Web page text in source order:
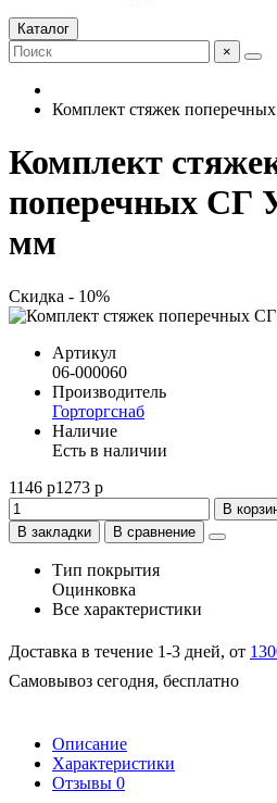
Каталог
×
Комплект стяжек
Комплект
поперечных СГ
мм
Скидка - 10%
Артикул
06-000060
Производитель
Горторгснаб
Наличие
Есть в наличии
1146 р1273 р
В
В закладки
В сравнение
Тип покрытия
Оцинковка
Все характеристики
Доставка в течение 1-3 дней, от
Самовывоз сегодня, бесплатно
Описание
Характеристики
Отзывы 0